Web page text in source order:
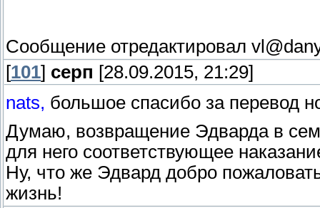
Сообщение отредактировал
[101] серп [28.09.2015, 21:29]
nats, большое спасибо за перевод
Думаю, возвращение Эдварда в
для него соответствующее
Ну, что же Эдвард добро
жизнь!